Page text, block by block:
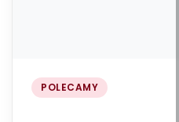
POLECAMY